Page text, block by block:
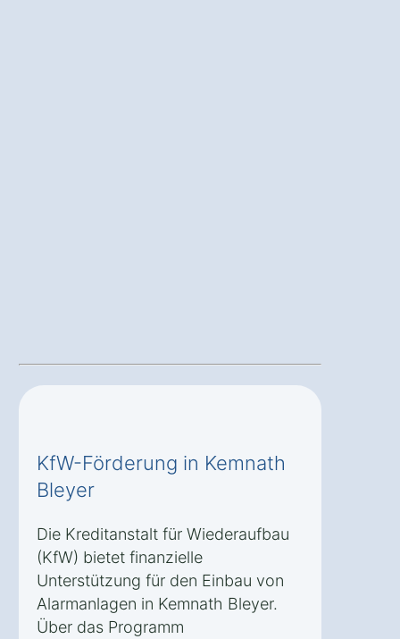
KfW-Förderung in Kemnath
Bleyer
Die Kreditanstalt für Wiederaufbau
(KfW) bietet finanzielle
Unterstützung für den Einbau von
Alarmanlagen in Kemnath Bleyer.
Über das Programm